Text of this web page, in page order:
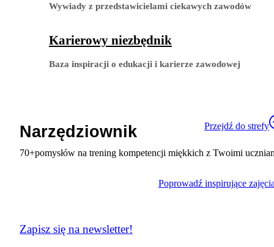
Wywiady z przedstawicielami ciekawych zawodów
Karierowy niezbędnik
Baza inspiracji o edukacji i karierze zawodowej
Przejdź do strefy
Narzędziownik
70+pomysłów na trening kompetencji miękkich z Twoimi
Poprowadź inspirujące
Zapisz się na newsletter!